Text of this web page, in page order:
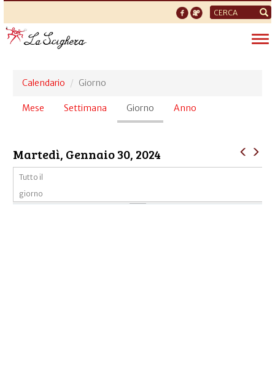
Form
di
ricerca
Calendario Giorno
Schede
Mese Settimana Giorno (scheda
attiva)
Anno
Martedì, Gennaio 30, 2024
Tutto il
giorno